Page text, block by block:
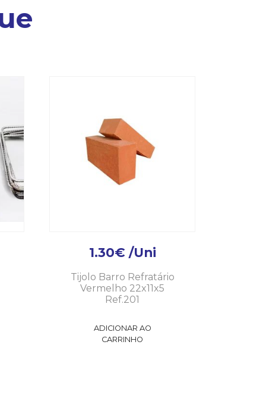
1.30€ /Uni
Tijolo Barro Refratário
Vermelho 22x11x5
Ref.201
ADICIONAR AO
CARRINHO